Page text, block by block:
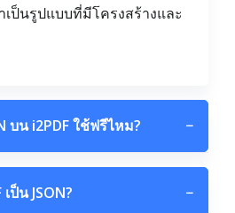
ป็นรูปแบบที่มีโครงสร้างและ
บน i2PDF ใช้ฟรีไหม? −
ป็น JSON? −